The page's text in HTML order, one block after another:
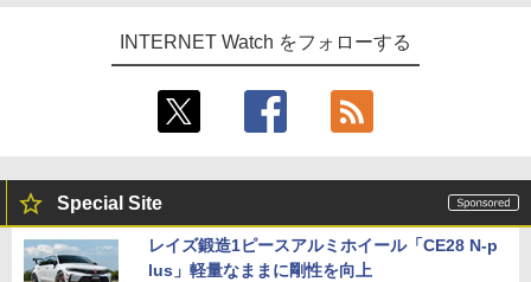
INTERNET Watch をフォローする
Special Site
レイズ鍛造1ピースアルミホイール「CE28 N-p
lus」軽量なままに剛性を向上